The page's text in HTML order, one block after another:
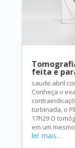
feita e
Conheça o
turbinada, o
17h29 O
em um
ler mais…